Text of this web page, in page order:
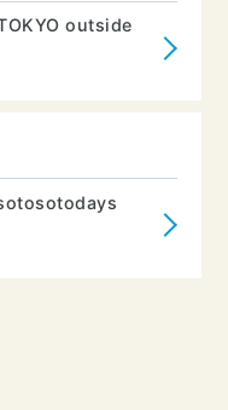
outside
sotosotodays